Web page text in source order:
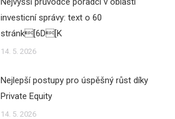
investicní správy: text o 60
stránk[6D[K
14. 5. 2026
Nejlepší postupy pro úspěšný růst díky
Private Equity
14. 5. 2026